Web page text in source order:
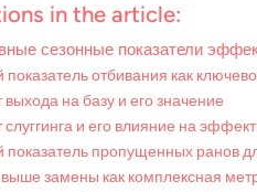
in the article:
сезонные показатели
отбивания как
на базу и его значение
и его влияние на
показатель пропущенных ранов
замены как комплексная